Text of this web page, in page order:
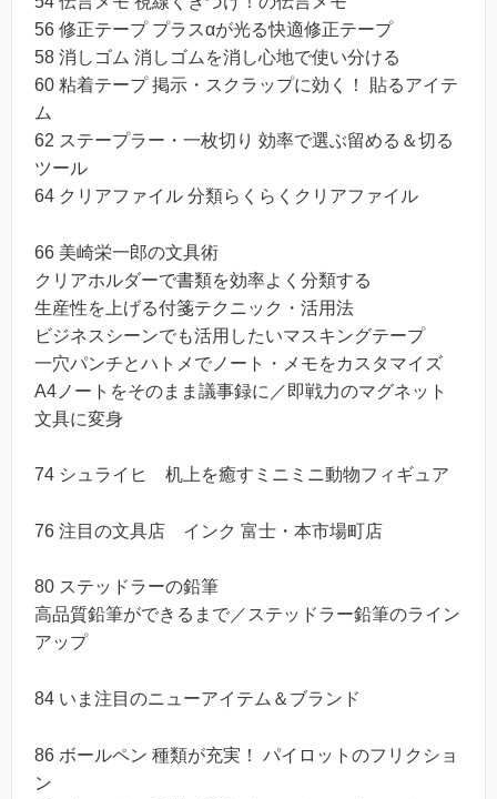
56 修正テープ プラスαが光る快適修正テープ
58 消しゴム 消しゴムを消し心地で使い分ける
60 粘着テープ 掲示・スクラップに効く！ 貼るアイテ
ム
62 ステープラー・一枚切り 効率で選ぶ留める＆切る
ツール
64 クリアファイル 分類らくらくクリアファイル
66 美崎栄一郎の文具術
クリアホルダーで書類を効率よく分類する
生産性を上げる付箋テクニック・活用法
ビジネスシーンでも活用したいマスキングテープ
一穴パンチとハトメでノート・メモをカスタマイズ
A4ノートをそのまま議事録に／即戦力のマグネット
文具に変身
74 シュライヒ 机上を癒すミニミニ動物フィギュア
76 注目の文具店 インク 富士・本市場町店
80 ステッドラーの鉛筆
高品質鉛筆ができるまで／ステッドラー鉛筆のライン
アップ
84 いま注目のニューアイテム＆ブランド
86 ボールペン 種類が充実！ パイロットのフリクショ
ン